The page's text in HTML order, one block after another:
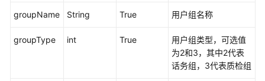
口
考
groupName String True 用户组名称
groupType int True
用户组类型，可选值
为2和3，其中2代表
话务组，3代表质检组